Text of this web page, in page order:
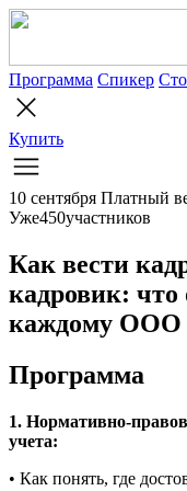
Программа Спикер
Купить
10 сентября Платный
Уже450участников
Как вести
кадровик: что
каждому
Программа
1. Нормативно-
учета:
• Как понять, где